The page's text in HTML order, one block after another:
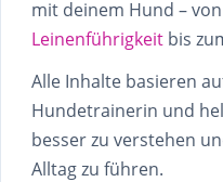
mit deinem Hund –
Leinenführigkeit bis
Alle Inhalte basieren
Hundetrainerin und
besser zu verstehen
Alltag zu führen.